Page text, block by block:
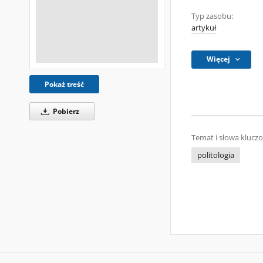
Pokaż treść
Pobierz
Typ zasobu:
artykuł
Więcej
Temat i słowa
politologia